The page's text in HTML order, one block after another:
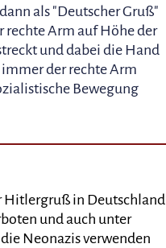
als "Deutscher Gruß"
rechte Arm auf Höhe der
und dabei die Hand
der rechte Arm
Bewegung
Hitlergruß in Deutschland
und auch unter
Neonazis verwenden